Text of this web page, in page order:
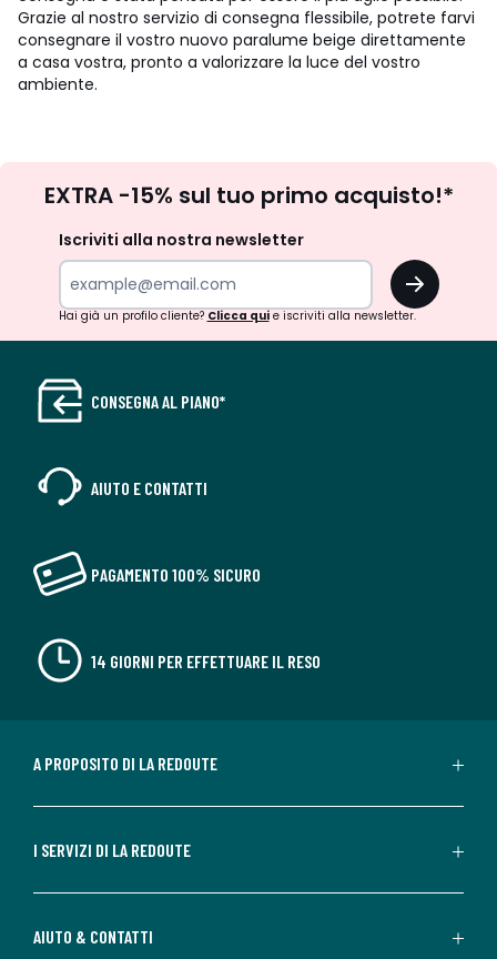
Grazie al nostro servizio di consegna flessibile, potrete farvi
consegnare il vostro nuovo paralume beige direttamente
a casa vostra, pronto a valorizzare la luce del vostro
ambiente.
newsletter
EXTRA -15% sul tuo primo acquisto!*
Iscriviti alla nostra newsletter
OK
Hai già un profilo cliente? Clicca quie iscriviti alla newsletter.
CONSEGNA AL PIANO*
AIUTO E CONTATTI
PAGAMENTO 100% SICURO
14 GIORNI PER EFFETTUARE IL RESO
A PROPOSITO DI LA REDOUTE
I SERVIZI DI LA REDOUTE
AIUTO & CONTATTI